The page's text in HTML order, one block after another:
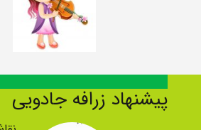
پیشنهاد زرافه جادویی